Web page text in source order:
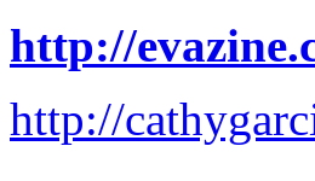
http://
http://